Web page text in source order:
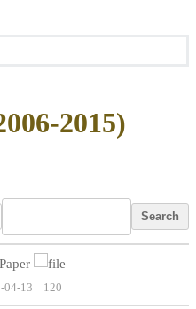
2015)
Search
04-13 120